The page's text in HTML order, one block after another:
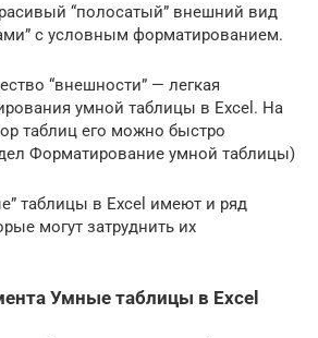
“полосатый” внешний вид
с условным форматированием.
“внешности” — легкая
умной таблицы в Excel. На
таблиц его можно быстро
Форматирование умной таблицы)
таблицы в Excel имеют и ряд
могут затруднить их
Умные таблицы в Excel